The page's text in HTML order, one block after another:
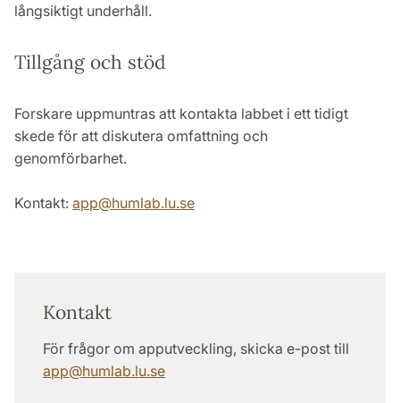
långsiktigt underhåll.
Tillgång och stöd
Forskare uppmuntras att kontakta labbet i ett tidigt
skede för att diskutera omfattning och
genomförbarhet.
Kontakt: app@humlab.lu.se
Kontakt
För frågor om apputveckling, skicka e-post till
app@humlab.lu.se